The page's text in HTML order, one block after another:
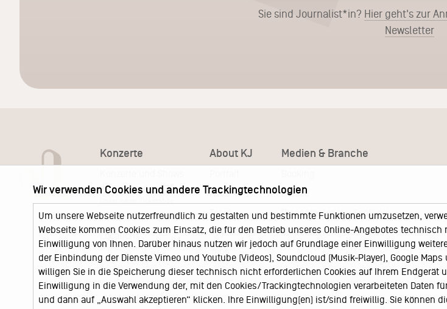
Sie sind Journalist*in? Hier geht's zur
Newsletter
Konzerte
KJ Ticketshop
News
Locations
About KJ
KJ60
Team
Keychange
Medien & Branche
Presse
Pressematerial – Festivals
Akkreditierungsformular – Festivals
Wir verwenden Cookies und andere Trackingtechnologien
Um unsere Webseite nutzerfreundlich zu gestalten und bestimmte Funktionen umzusetzen,
Webseite kommen Cookies zum Einsatz, die für den Betrieb unseres Online-Angebotes
Einwilligung von Ihnen. Darüber hinaus nutzen wir jedoch auf Grundlage einer Einwilligung
der Einbindung der Dienste Vimeo und Youtube (Videos), Soundcloud (Musik-Player), Google
willigen Sie in die Speicherung dieser technisch nicht erforderlichen Cookies auf Ihrem
Einwilligung in die Verwendung der, mit den Cookies/Trackingtechnologien verarbeiteten Daten
und dann auf „Auswahl akzeptieren“ klicken. Ihre Einwilligung(en) ist/sind freiwillig. Sie können